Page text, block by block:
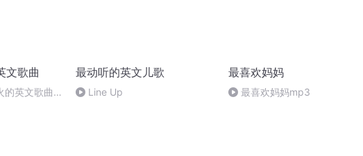
文歌曲
英文歌曲
最动听的英文儿歌
Line Up
最喜欢妈妈
最喜欢妈妈mp3